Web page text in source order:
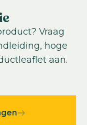
Vraag
hoge
aan.